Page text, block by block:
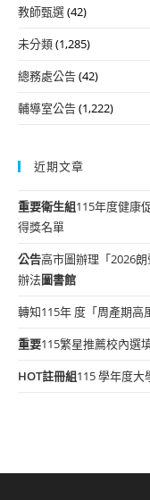
教師甄選(42)
未分類(1,285)
總務處公告(42)
輔導室公告(1,222)
近期文章
重要衛生組115年度健康
得獎名單
公告高市圖辦理「2026
辦法圖書館
轉知115年 度「周產期高
重要115繁星推薦校內選
HOT註冊組115 學年度大